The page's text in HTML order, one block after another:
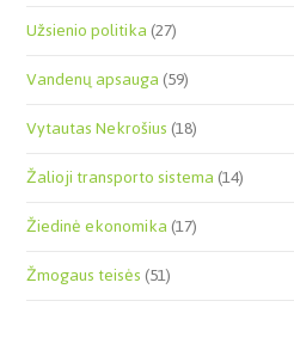
Užsienio politika(27)
Vandenų apsauga(59)
Vytautas Nekrošius(18)
Žalioji transporto sistema(14)
Žiedinė ekonomika(17)
Žmogaus teisės(51)